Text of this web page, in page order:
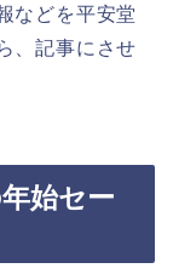
などを平安堂
、記事にさせ
始セー